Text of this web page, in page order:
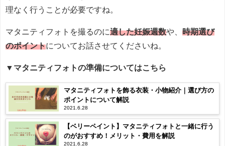
理なく行うことが必要ですね。
マタニティフォトを撮るのに適した妊娠週数や、 時期選び
のポイントについてお話させてくださいね。
▼マタニティフォトの準備についてはこちら
マタニティフォトを飾る衣装・小物紹介｜選び方の
ポイントについて解説
2021.6.28
【ベリーペイント】マタニティフォトと一緒に行う
のがおすすめ！メリット・費用を解説
2021.6.28